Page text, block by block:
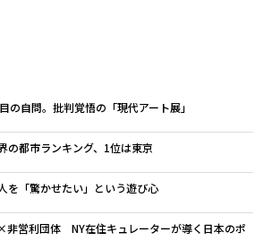
の自問。批判覚悟の「現代アート展」
の都市ランキング、1位は東京
「驚かせたい」という遊び心
営利団体 NY在住キュレーターが導く日本のポ